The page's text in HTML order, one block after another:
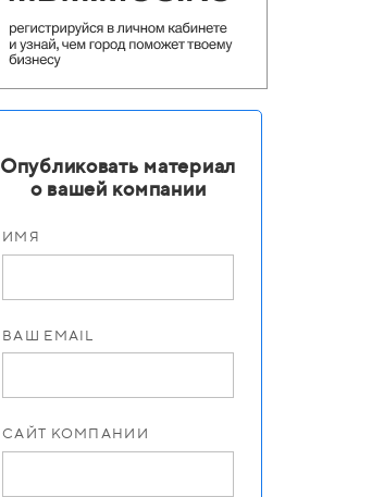
Опубликовать материал
о вашей компании
ИМЯ
ВАШ EMAIL
САЙТ КОМПАНИИ